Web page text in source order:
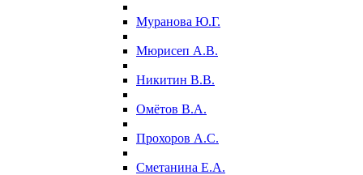
Муранова Ю.Г.
Мюрисеп А.В.
Никитин В.В.
Омётов В.А.
Прохоров А.С.
Сметанина Е.А.